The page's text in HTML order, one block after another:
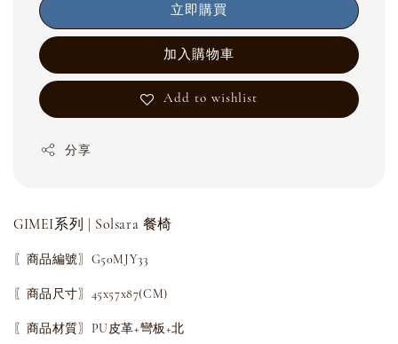
立即購買
加入購物車
Add to wishlist
分享
GIMEI系列 | Solsara 餐椅
〖商品編號〗G50MJY33
〖商品尺寸〗45x57x87(CM)
〖商品材質〗PU皮革+彎板+北